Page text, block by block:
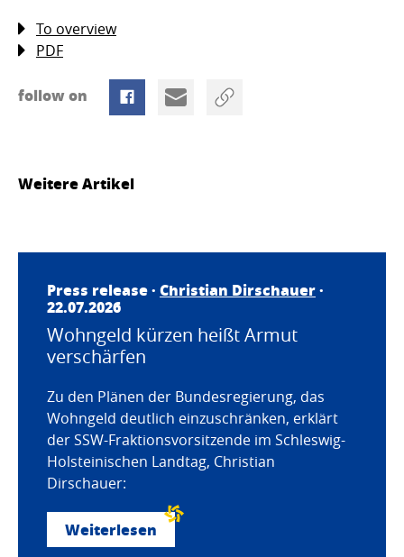
To overview
PDF
follow on
Weitere Artikel
Press release · Christian Dirschauer·
22.07.2026
Wohngeld kürzen heißt Armut
verschärfen
Zu den Plänen der Bundesregierung, das
Wohngeld deutlich einzuschränken, erklärt
der SSW-Fraktionsvorsitzende im Schleswig-
Holsteinischen Landtag, Christian
Dirschauer:
Weiterlesen